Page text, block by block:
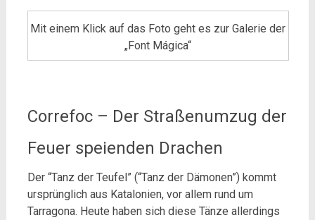
Mit einem Klick auf das Foto geht es zur Galerie der
„Font Mágica“
Correfoc – Der Straßenumzug der
Feuer speienden Drachen
Der “Tanz der Teufel” (“Tanz der Dämonen”) kommt
ursprünglich aus Katalonien, vor allem rund um
Tarragona. Heute haben sich diese Tänze allerdings